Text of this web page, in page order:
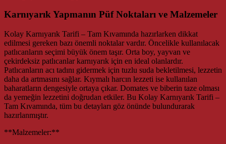
Karnıyarık Yapmanın Püf Noktaları ve Malzemeler
Kolay Karnıyarık Tarifi – Tam Kıvamında hazırlarken dikkat
edilmesi gereken bazı önemli noktalar vardır. Öncelikle kullanılacak
patlıcanların seçimi büyük önem taşır. Orta boy, yayvan ve
çekirdeksiz patlıcanlar karnıyarık için en ideal olanlardır.
Patlıcanların acı tadını gidermek için tuzlu suda bekletilmesi, lezzetin
daha da artmasını sağlar. Kıymalı harcın lezzeti ise kullanılan
baharatların dengesiyle ortaya çıkar. Domates ve biberin taze olması
da yemeğin lezzetini doğrudan etkiler. Bu Kolay Karnıyarık Tarifi –
Tam Kıvamında, tüm bu detayları göz önünde bulundurarak
hazırlanmıştır.
**Malzemeler:**